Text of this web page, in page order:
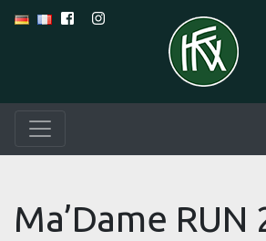
Ma’Dame RUN